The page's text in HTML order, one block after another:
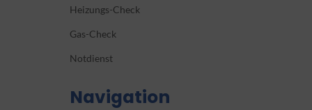
Heizungs-Check
Gas-Check
Notdienst
Navigation